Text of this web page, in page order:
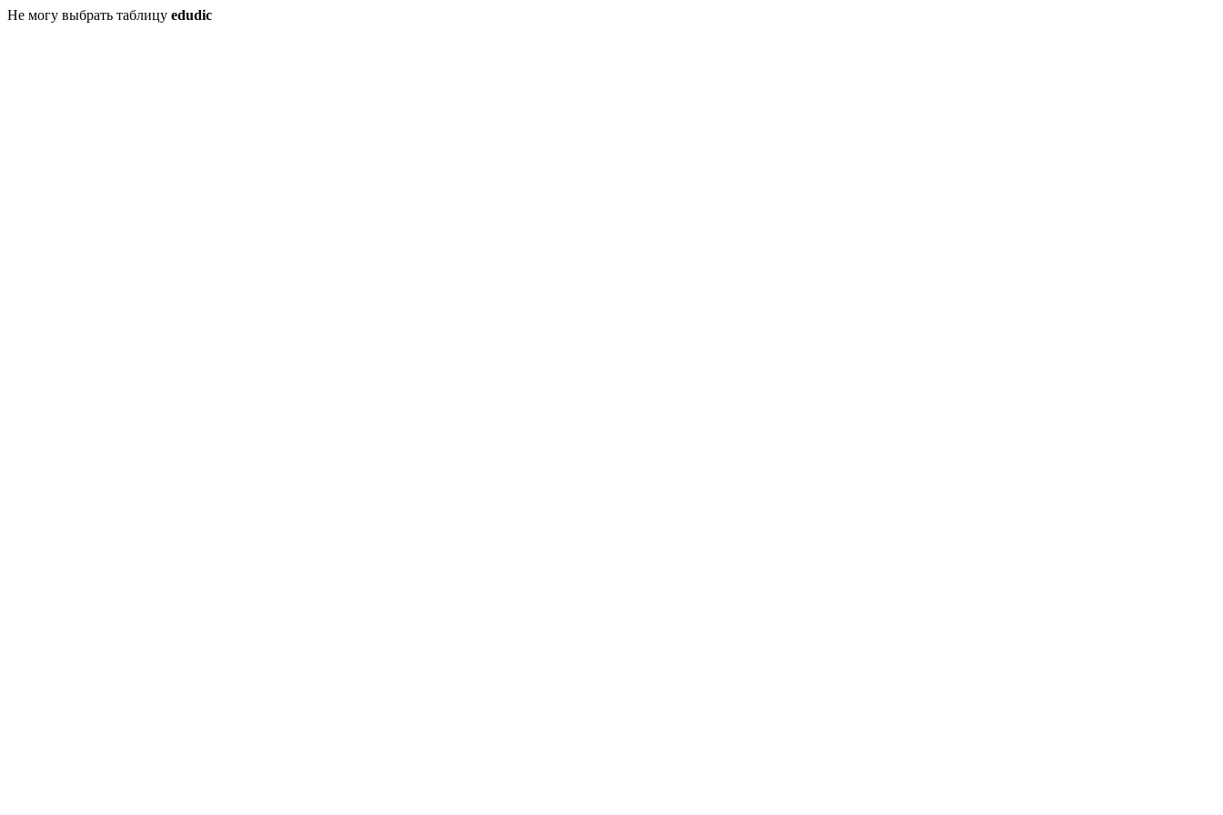
Не могу выбрать таблицу edudic